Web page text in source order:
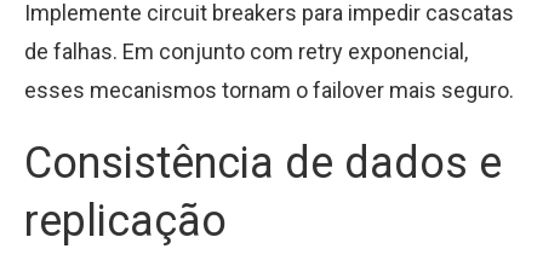
Implemente circuit breakers para impedir cascatas
de falhas. Em conjunto com retry exponencial,
esses mecanismos tornam o failover mais seguro.
Consistência de dados e
replicação